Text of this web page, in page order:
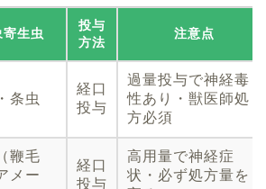
寄生虫
投与
方法
注意点
条虫
経口
投与
過量投与で神経毒
性あり・獣医師処
方必須
鞭毛
メー
経口
投与
高用量で神経症
状・必ず処方量を